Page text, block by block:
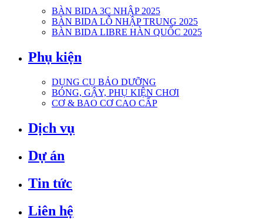
BÀN BIDA 3C NHẬP 2025
BÀN BIDA LỖ NHẬP TRUNG 2025
BÀN BIDA LIBRE HÀN QUỐC 2025
Phụ kiện
DỤNG CỤ BẢO DƯỠNG
BÓNG, GẬY, PHỤ KIỆN CHƠI
CƠ & BAO CƠ CAO CẤP
Dịch vụ
Dự án
Tin tức
Liên hệ